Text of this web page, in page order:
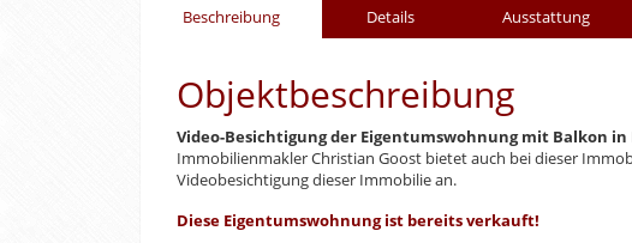
Beschreibung Details Ausstattung
Objektbeschreibung
Video-Besichtigung der Eigentumswohnung mit Balkon in
Immobilienmakler Christian Goost bietet auch bei dieser
Videobesichtigung dieser Immobilie an.
Diese Eigentumswohnung ist bereits verkauft!